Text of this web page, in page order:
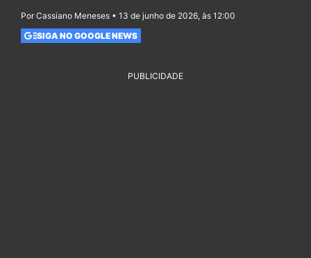
Por Cassiano Meneses • 13 de junho de 2026, às 12:00
SIGA NO GOOGLE NEWS
PUBLICIDADE